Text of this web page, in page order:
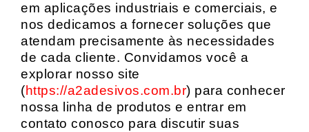
em aplicações industriais e comerciais, e
nos dedicamos a fornecer soluções que
atendam precisamente às necessidades
de cada cliente. Convidamos você a
explorar nosso site
(https://a2adesivos.com.br) para conhecer
nossa linha de produtos e entrar em
contato conosco para discutir suas